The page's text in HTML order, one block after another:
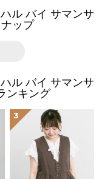
ル バイ サマンサ
ップ
ル バイ サマンサ
ンキング
3